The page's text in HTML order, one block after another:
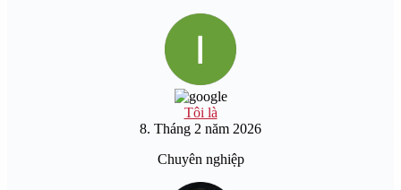
Tôi là
8. Tháng 2 năm 2026
Chuyên nghiệp